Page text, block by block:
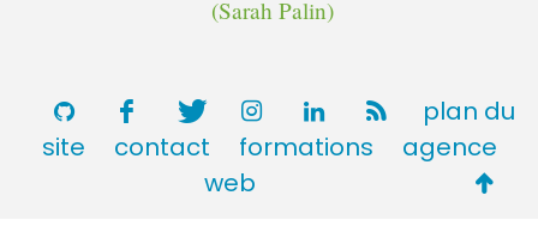
(Sarah Palin)
plan du
site
contact formations
agence
web